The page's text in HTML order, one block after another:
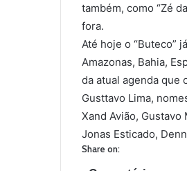
também, como “Zé
fora.
Até hoje o “Buteco”
Amazonas, Bahia,
da atual agenda que
Gusttavo Lima,
Xand Avião,
Jonas Esticado,
Share on: